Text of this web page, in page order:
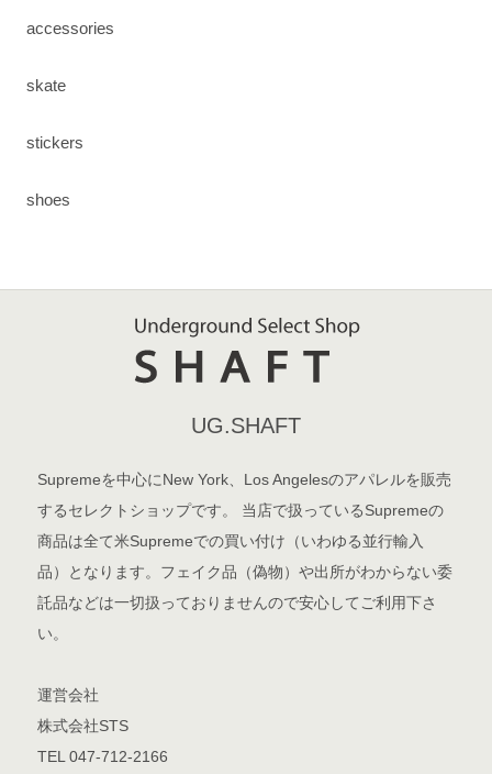
accessories
skate
stickers
shoes
UG.SHAFT
Supremeを中心にNew York、Los Angelesのアパレルを販売
するセレクトショップです。 当店で扱っているSupremeの
商品は全て米Supremeでの買い付け（いわゆる並行輸入
品）となります。フェイク品（偽物）や出所がわからない委
託品などは一切扱っておりませんので安心してご利用下さ
い。
運営会社
株式会社STS
TEL 047-712-2166